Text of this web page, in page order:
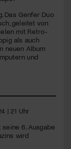
Das Genfer Duo
geleitet von
mit Retro-
als auch
neuen Album
und
| 21 Uhr
seine 6. Ausgabe
wird